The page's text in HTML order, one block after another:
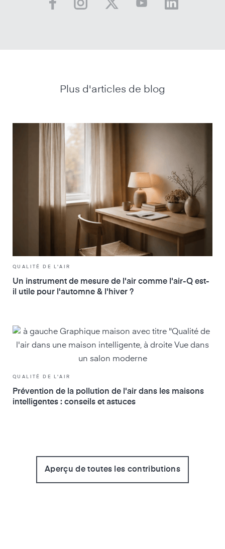
Plus d'articles de blog
QUALITÉ DE L'AIR
Un instrument de mesure de l'air comme l'air-Q est-
il utile pour l'automne & l'hiver ?
QUALITÉ DE L'AIR
Prévention de la pollution de l'air dans les maisons
intelligentes : conseils et astuces
Aperçu de toutes les contributions